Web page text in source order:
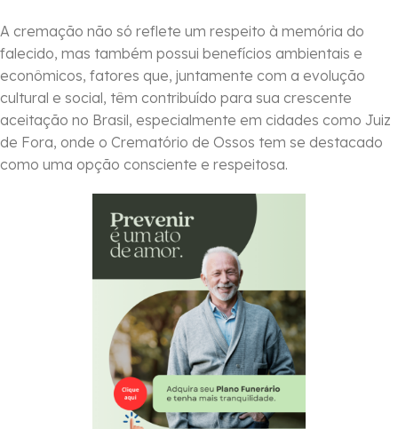
A cremação não só reflete um respeito à memória do
falecido, mas também possui benefícios ambientais e
econômicos, fatores que, juntamente com a evolução
cultural e social, têm contribuído para sua crescente
aceitação no Brasil, especialmente em cidades como Juiz
de Fora, onde o Crematório de Ossos tem se destacado
como uma opção consciente e respeitosa.